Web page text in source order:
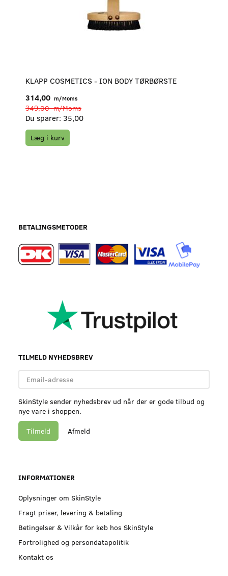
KLAPP COSMETICS - ION BODY TØRBØRSTE
314,00 m/Moms
349,00m/Moms
Du sparer: 35,00
Læg i kurv
BETALINGSMETODER
TILMELD NYHEDSBREV
Email-
adresse
SkinStyle sender nyhedsbrev ud når der er gode tilbud og
nye vare i shoppen.
Tilmeld Afmeld
INFORMATIONER
Oplysninger om SkinStyle
Fragt priser, levering & betaling
Betingelser & Vilkår for køb hos SkinStyle
Fortrolighed og persondatapolitik
Kontakt os